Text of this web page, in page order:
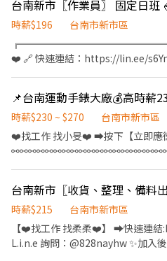
08:00-17:00 薪資待遇：薪40250
費另計】 上班日：週一至週五，週
業、彈性加班✔️可至廠內看環境 ※
作內容：機台操作 工作時間：
含加班，加班費另計】 上班日：
會、有冷氣作業、彈性加班
----- ⭐️長期夜班-操作員 工作內容：
07:00 薪資待遇：薪43000【不含加
一至週五，週休六日 ✔️有轉正機會
--------------------------------------
容：包裝餅乾、品檢、生產線作業
遇：薪43000【不含加班，加班費
休六日 ✔️有轉正機會、有冷氣作
•°•✿•°•——————• ❤️ .·:*¨
¨*:·. ❤️ ✅額外績效獎金：每月平
殊津貼7250 ✅21:00-07:00有夜班
整理 - ✅活動津貼 : 時薪加馬/出勤
放) ✅ 勞保、健保、退休金提撥、團
定、環境乾淨 ✅三節、婚/喪/生育
，5000$/週 - 🔥馬上應徵 ! 聯絡我立
➡ 04-25600907#1103 加賴為您
時薪$196
台南市新市區
❤️ 🔗 快速連結：https://lin.ee/
——————⭐️職缺福利⭐️—————— ➪勞保/健保/特休 ➪餐費補助40
元/天 ➪可警示帳戶 ➪免費汽機車停
————————————————— 《 工作地點》 台南市新市區中山路
————————————————— 《 工作時間&薪資》 ➡️固定日班
作內容》 製成原物料條配 設備操作
時薪$230 ~ $270
台南市新市區
❤️‍找工作 找小旻❤️‍ ➡按下【立即應
班: 08:00~17:00 💰時薪:$230元 📌
🎯【休假制度】周休二日 見紅休
***8/24(一)報到:休六日 💰【獎金制度】三節禮
費補助85元/天 🎉免費交通車搭乘 🎉可預支薪
看這裡📞ෆෆෆෆෆෆ✨ ❤️‍服務專員:小
時薪$215
台南市新市區
【❤️找工作 找柔柔❤️】 ➡️快速連
L.i.n.e 詢問：@828nayhw ✨加入